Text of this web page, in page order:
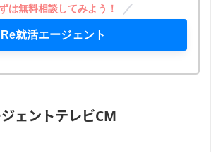
は無料相談してみよう！
Re就活エージェント
ェントテレビCM